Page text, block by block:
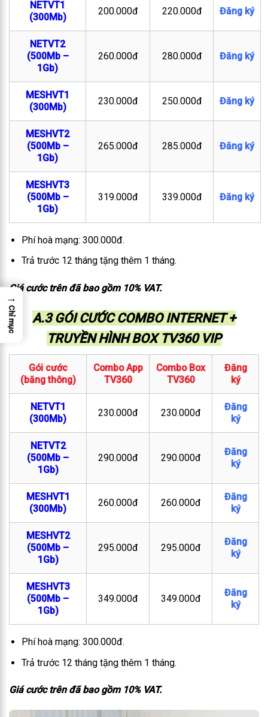
NETVT1
(300Mb)
200.000đ 220.000đ Đăng ký
NETVT2
(500Mb –
1Gb)
260.000đ 280.000đ Đăng ký
MESHVT1
(300Mb)
230.000đ 250.000đ Đăng ký
MESHVT2
(500Mb –
1Gb)
265.000đ 285.000đ Đăng ký
MESHVT3
(500Mb –
1Gb)
319.000đ 339.000đ Đăng ký
Phí hoà mạng: 300.000đ.
Trả trước 12 tháng tặng thêm 1 tháng.
Giá cước trên đã bao gồm 10% VAT.
A.3 GÓI CƯỚC COMBO INTERNET +
TRUYỀN HÌNH BOX TV360 VIP
Gói cước
(băng thông)
Combo App
TV360
Combo Box
TV360
Đăng
ký
NETVT1
(300Mb)
230.000đ 230.000đ
Đăng
ký
NETVT2
(500Mb –
1Gb)
290.000đ 290.000đ
Đăng
ký
MESHVT1
(300Mb)
260.000đ 260.000đ
Đăng
ký
MESHVT2
(500Mb –
1Gb)
295.000đ 295.000đ
Đăng
ký
MESHVT3
(500Mb –
1Gb)
349.000đ 349.000đ
Đăng
ký
Phí hoà mạng: 300.000đ.
Trả trước 12 tháng tặng thêm 1 tháng.
Giá cước trên đã bao gồm 10% VAT.
→
Chỉ mục